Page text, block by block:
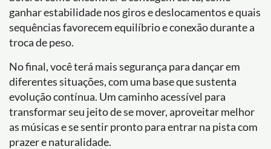
ganhar estabilidade nos giros e deslocamentos e quais
sequências favorecem equilíbrio e conexão durante a
troca de peso.
No final, você terá mais segurança para dançar em
diferentes situações, com uma base que sustenta
evolução contínua. Um caminho acessível para
transformar seu jeito de se mover, aproveitar melhor
as músicas e se sentir pronto para entrar na pista com
prazer e naturalidade.